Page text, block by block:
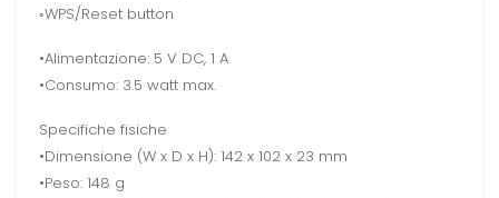
◦WPS/Reset button
•Alimentazione: 5 V DC, 1 A
•Consumo: 3.5 watt max.
Specifiche fisiche
•Dimensione (W x D x H): 142 x 102 x 23 mm
•Peso: 148 g